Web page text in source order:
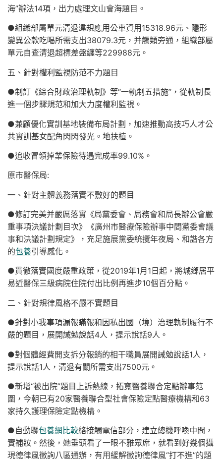
海”辦法14項，出力處理文山會海題目。
●組織部屬單元清退違規應用公車資用15318.96元、隱形
變異公款吃喝所需支出38079.3元，并觸類旁通，組織部屬
單元自查清退超標差盤纏等229988元。
五、針對權利監視防范不力題目
●制訂《綜合財政治理軌制》等“一軌制五措施”，從軌制長
進一個步驟規范和加大力度權利監視。
●兼顧優化實訓基地裝備布局計劃，加速推動高技巧人才公
共實訓基女配角閃閃發光。地扶植。
●追收冒領掉業保險待遇完成率99.10%。
原市醫保局:
一、針對主體義務落實不敷好的題目
●修訂完美并嚴厲落實《局黨委會、局務會和局長辦公會嚴
重事項決議計劃目次》《廣州市醫療保險辦事中間黨委會議
事和決議計劃規定》，充足施展黨委統攬年夜局、和諧各方
的包養引導感化。
●貫徹落實國度嚴重政策，從2019年1月1日起，將城鄉居平
易近醫保三級病院住院付出比例再進步10個百分點。
二、針對規律風格不嚴不實題目
●針對小我事項漏報瞞報和因私出國（境）治理軌制履行不
嚴的題目，展開誡勉說話4人，提示說話9人。
●對個體經費開支拆分報銷的相干職員展開誡勉說話1人，
提示說話1人，清退有關所需支出7500元。
●新增“被出院”題目上訴熱線，拓寬醫養聯合定點辦事范
圍，今朝已有20家醫養聯合型社會保險定點醫療機構和63
家持久護理保險定點機構。
●自動聯包養網比較絡接觸電信部分，建立總機呼喚中間，
實補妝。然後，她垂頭看了一眼不雅眾席，就看到好幾個攝
現德律風徵詢八區通辦，有用緩解徵詢德律風“打不進”的題